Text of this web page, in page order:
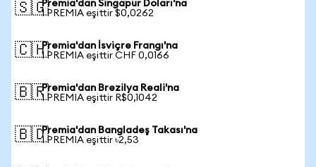
🇸🇬Premia'dan Singapur Doları'na
1 PREMIA eşittir $0,0262
🇨🇭Premia'dan İsviçre Frangı'na
1 PREMIA eşittir CHF 0,0166
🇧🇷Premia'dan Brezilya Reali'na
1 PREMIA eşittir R$0,1042
🇧🇩Premia'dan Bangladeş Takası'na
1 PREMIA eşittir ৳2,53